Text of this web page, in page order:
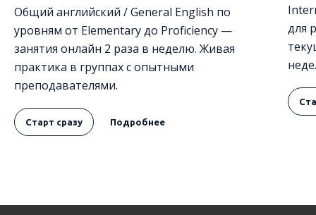
Общий английский / General English по
уровням от Elementary до Proficiency —
занятия онлайн 2 раза в неделю. Живая
практика в группах с опытными
преподавателями.
Старт сразу Подробнее
для